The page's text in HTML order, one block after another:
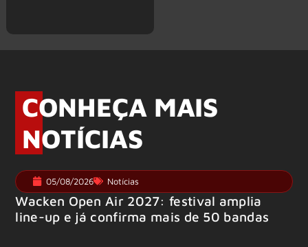
CONHEÇA MAIS
NOTÍCIAS
05/08/2026 Notícias
Wacken Open Air 2027: festival amplia
line-up e já confirma mais de 50 bandas